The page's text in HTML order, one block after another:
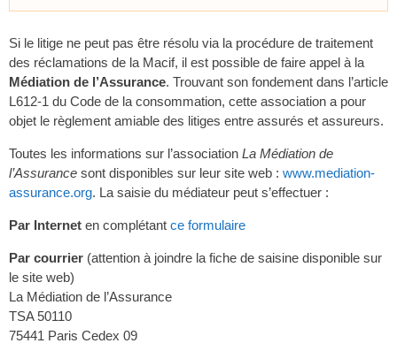
Si le litige ne peut pas être résolu via la procédure de traitement
des réclamations de la Macif, il est possible de faire appel à la
Médiation de l’Assurance. Trouvant son fondement dans l’article
L612-1 du Code de la consommation, cette association a pour
objet le règlement amiable des litiges entre assurés et assureurs.
Toutes les informations sur l’association La Médiation de
l’Assurance sont disponibles sur leur site web : www.mediation-
assurance.org. La saisie du médiateur peut s’effectuer :
Par Internet en complétant ce formulaire
Par courrier (attention à joindre la fiche de saisine disponible sur
le site web)
La Médiation de l’Assurance
TSA 50110
75441 Paris Cedex 09